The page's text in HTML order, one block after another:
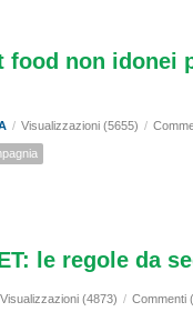
food non
/ Visualizzazioni (5655) /
le regole da
Visualizzazioni (4873) / Commenti